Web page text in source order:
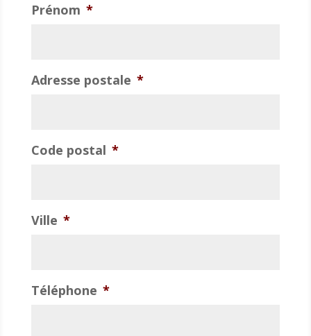
Prénom *
Adresse postale *
Code postal *
Ville *
Téléphone *